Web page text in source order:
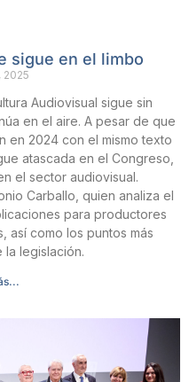
sigue en el limbo
2025
Audiovisual sigue sin
en el aire. A pesar de que
en 2024 con el mismo texto
atascada en el Congreso,
el sector audiovisual.
Carballo, quien analiza el
para productores
así como los puntos más
legislación.